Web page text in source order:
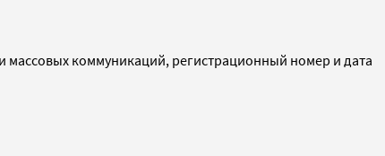
коммуникаций, регистрационный номер и дата